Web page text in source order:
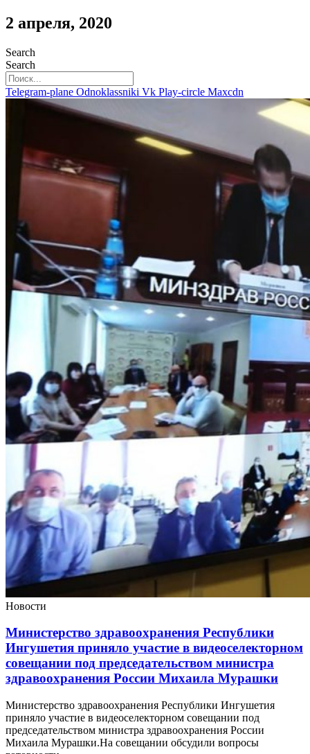
2 апреля, 2020
Search
Search
Telegram-plane Odnoklassniki Vk Play-circle Maxcdn
Новости
Министерство здравоохранения Республики
Ингушетия приняло участие в видеоселекторном
совещании под председательством министра
здравоохранения России Михаила Мурашки
Министерство здравоохранения Республики Ингушетия
приняло участие в видеоселекторном совещании под
председательством министра здравоохранения России
Михаила Мурашки.На совещании обсудили вопросы